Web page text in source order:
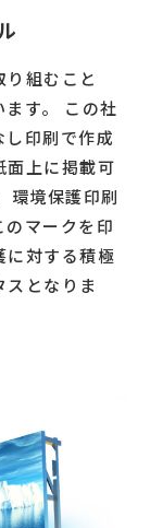
組むこと
す。 この社
印刷で作成
面上に掲載可
環境保護印刷
マークを印
に対する積極
となりま